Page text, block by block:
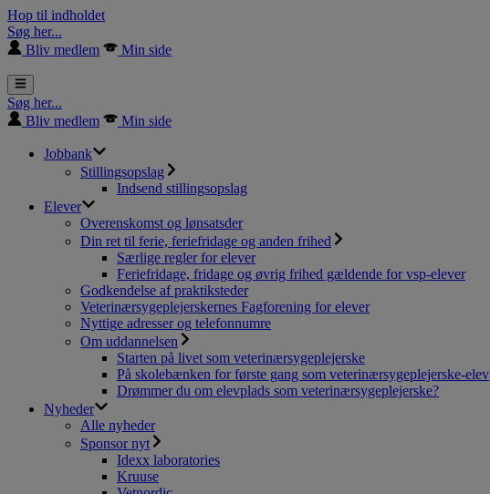
Hop til indholdet
Søg her...
Bliv medlem
Min side
Søg her...
Bliv medlem
Min side
Jobbank
Stillingsopslag
Indsend stillingsopslag
Elever
Overenskomst og lønsatsder
Din ret til ferie, feriefridage og anden frihed
Særlige regler for elever
Feriefridage, fridage og øvrig frihed gældende for vsp-elever
Godkendelse af praktiksteder
Veterinærsygeplejerskernes Fagforening for elever
Nyttige adresser og telefonnumre
Om uddannelsen
Starten på livet som veterinærsygeplejerske
På skolebænken for første gang som veterinærsygeplejerske-elev
Drømmer du om elevplads som veterinærsygeplejerske?
Nyheder
Alle nyheder
Sponsor nyt
Idexx laboratories
Kruuse